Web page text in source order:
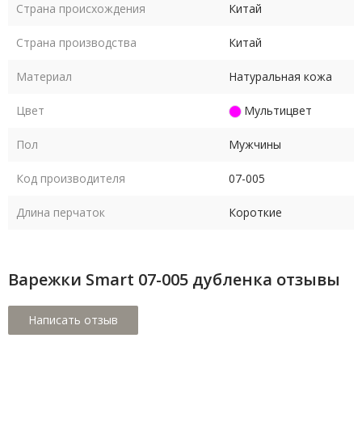
Страна происхождения Китай
Страна производства Китай
Материал Натуральная кожа
Цвет Мультицвет
Пол Мужчины
Код производителя 07-005
Длина перчаток Короткие
Варежки Smart 07-005 дубленка отзывы